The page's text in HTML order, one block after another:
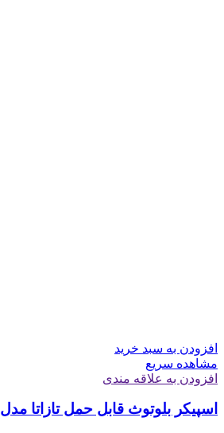
افزودن به سبد خرید
مشاهده سریع
افزودن به علاقه مندی
اسپیکر بلوتوث قابل حمل تازاتا مدل MAG 20